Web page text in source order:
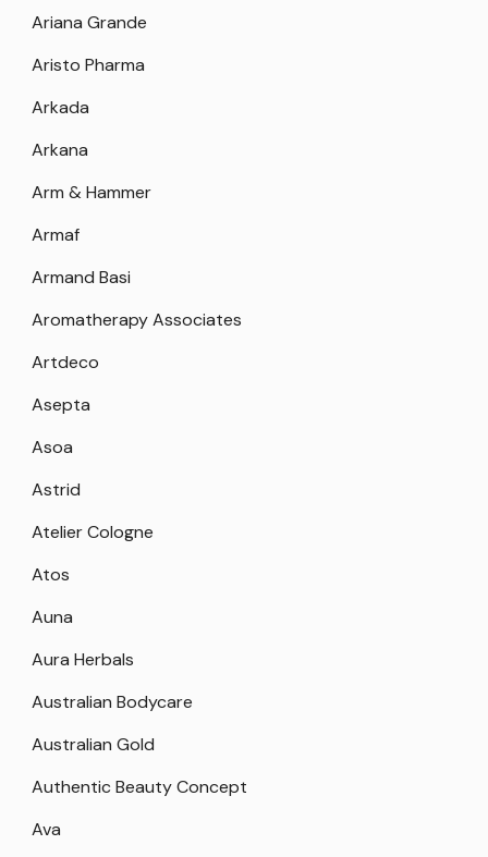
Ariana Grande
Aristo Pharma
Arkada
Arkana
Arm & Hammer
Armaf
Armand Basi
Aromatherapy Associates
Artdeco
Asepta
Asoa
Astrid
Atelier Cologne
Atos
Auna
Aura Herbals
Australian Bodycare
Australian Gold
Authentic Beauty Concept
Ava